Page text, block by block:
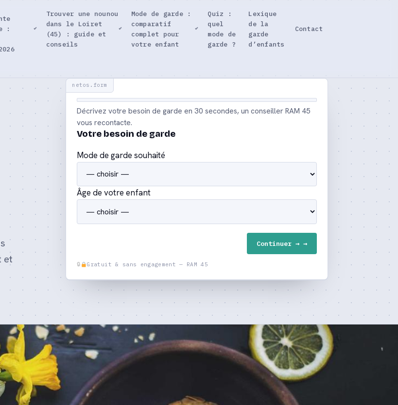
:
Trouver une nounou
dans le Loiret
(45) : guide et
conseils
Mode de garde :
comparatif
complet pour
votre enfant
Quiz :
quel
mode de
garde ?
Lexique
de la
garde
d’enfants
Contact
et
Décrivez votre besoin de garde en 30 secondes, un conseiller RAM 45
vous recontacte.
Votre besoin de garde
Mode de garde souhaité
Âge de votre enfant
Continuer →
Gratuit & sans engagement — RAM 45